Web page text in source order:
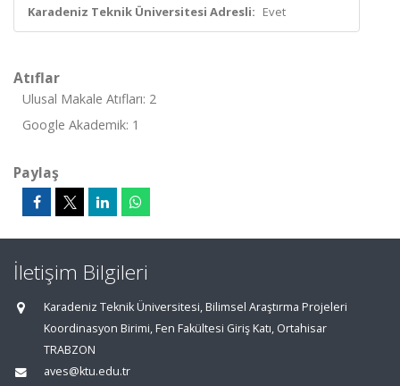
Karadeniz Teknik Üniversitesi Adresli: Evet
Atıflar
Ulusal Makale Atıfları: 2
Google Akademik: 1
Paylaş
İletişim Bilgileri
Karadeniz Teknik Üniversitesi, Bilimsel Araştırma Projeleri
Koordinasyon Birimi, Fen Fakültesi Giriş Katı, Ortahisar
TRABZON
aves@ktu.edu.tr